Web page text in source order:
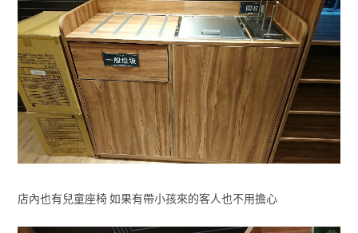
店內也有兒童座椅 如果有帶小孩來的客人也不用擔心